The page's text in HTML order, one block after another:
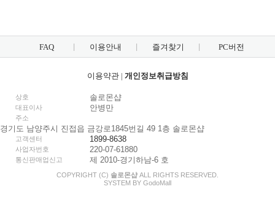
FAQ 이용안내 즐겨찾기 PC버전
이용약관| 개인정보취급방침
상호 솔로몬샵
대표이사 안병만
주소
경기도 남양주시 진접읍 금강로1845번길 49 1층 솔로몬샵
고객센터 1899-8638
사업자번호 220-07-61880
통신판매업신고 제 2010-경기하남-6 호
COPYRIGHT (C) 솔로몬샵 ALL RIGHTS RESERVED.
SYSTEM BY GodoMall